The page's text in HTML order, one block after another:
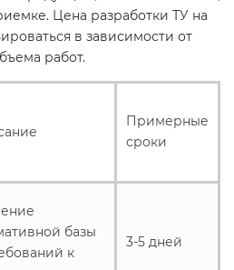
Цена разработки ТУ на
в зависимости от
работ.
Примерные
сроки
базы
к
3-5 дней
(ТР